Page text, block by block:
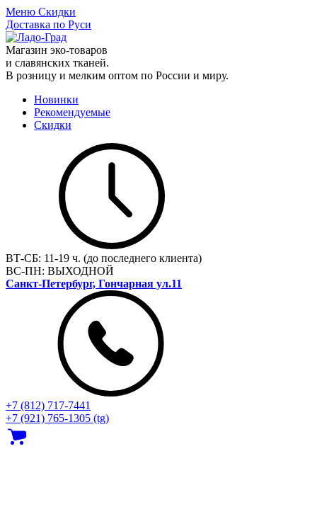
Меню Скидки
Доставка по Руси
Магазин эко-товаров
и славянских тканей.
В розницу и мелким оптом по России и миру.
Новинки
Рекомендуемые
Скидки
ВТ-СБ: 11-19 ч. (до последнего клиента)
ВС-ПН: ВЫХОДНОЙ
Санкт-Петербург, Гончарная ул.11
+7 (812) 717‑7441
+7 (921) 765-1305 (tg)